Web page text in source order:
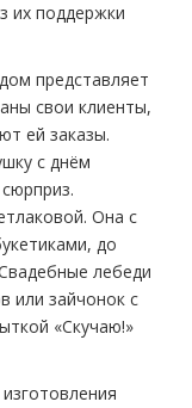
их поддержки
представляет
свои клиенты,
ей заказы.
с днём
Она с
до
лебеди
или зайчонок с
«Скучаю!»